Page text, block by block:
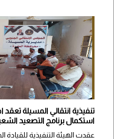
تنفيذية انتقالي المسيلة
استكمال برنامج التصعيد
عقدت الهيئة التنفيذية للقيادة